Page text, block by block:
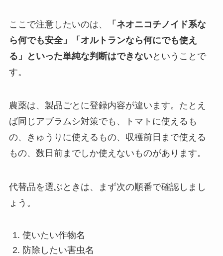
ここで注意したいのは、
「ネオニコチノイド系な
ら何でも安全」「オルトランなら何にでも使え
る」といった単純な判断はできないということで
す。
農薬は、製品ごとに登録内容が違います。たとえ
ば同じアブラムシ対策でも、トマトに使えるも
の、きゅうりに使えるもの、収穫前日まで使える
もの、数日前までしか使えないものがあります。
代替品を選ぶときは、まず次の順番で確認しまし
ょう。
使いたい作物名
防除したい害虫名